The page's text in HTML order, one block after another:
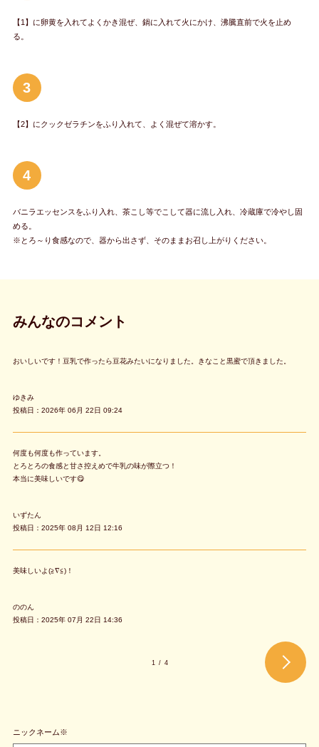
【1】に卵黄を入れてよくかき混ぜ、鍋に入れて火にかけ、沸騰直前で火を止め
る。
3
【2】にクックゼラチンをふり入れて、よく混ぜて溶かす。
4
バニラエッセンスをふり入れ、茶こし等でこして器に流し入れ、冷蔵庫で冷やし固
める。
※とろ～り食感なので、器から出さず、そのままお召し上がりください。
みんなのコメント
おいしいです！豆乳で作ったら豆花みたいになりました。きなこと黒蜜で頂きました。
ゆきみ
投稿日：2026年 06月 22日 09:24
何度も何度も作っています。
とろとろの食感と甘さ控えめで牛乳の味が際立つ！
本当に美味しいです😋
いずたん
投稿日：2025年 08月 12日 12:16
美味しいよ(≧∇≦)！
ののん
投稿日：2025年 07月 22日 14:36
1 / 4
ニックネーム※